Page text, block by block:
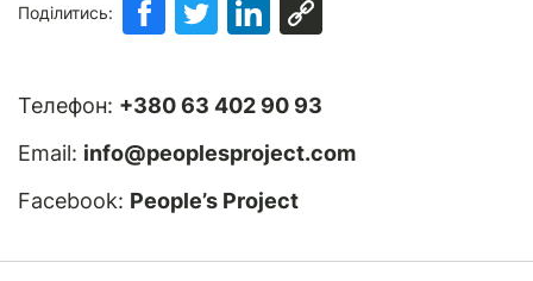
Поділитись:
Телефон: +380 63 402 90 93
Email: info@peoplesproject.com
Facebook: People’s Project